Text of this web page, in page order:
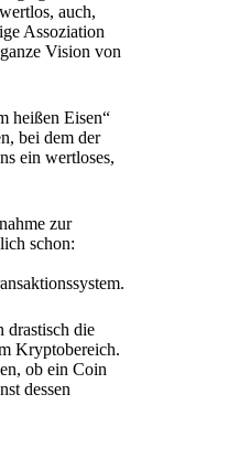
auch,
Assoziation
Vision von
heißen Eisen“
bei dem der
ein wertloses,
zur
schon:
drastisch die
Kryptobereich.
ob ein Coin
dessen